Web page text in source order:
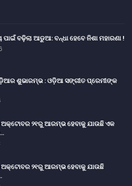
ବଢ଼ିଲା ଆଡୁଆ: ବନ୍ଧା ହେବେ ନିଶା ମହାରଣା !
ଶୁଭାରମ୍ଭ : ଓଡ଼ିଆ ସଙ୍ଗୀତ ପ୍ରେମୀଙ୍କ
ଅକ୍ଟୋବର ୨୧ରୁ ଆରମ୍ଭ ହେବାକୁ ଯାଉଛି ଏକ
ଅକ୍ଟୋବର ୨୧ରୁ ଆରମ୍ଭ ହେବାକୁ ଯାଉଛି